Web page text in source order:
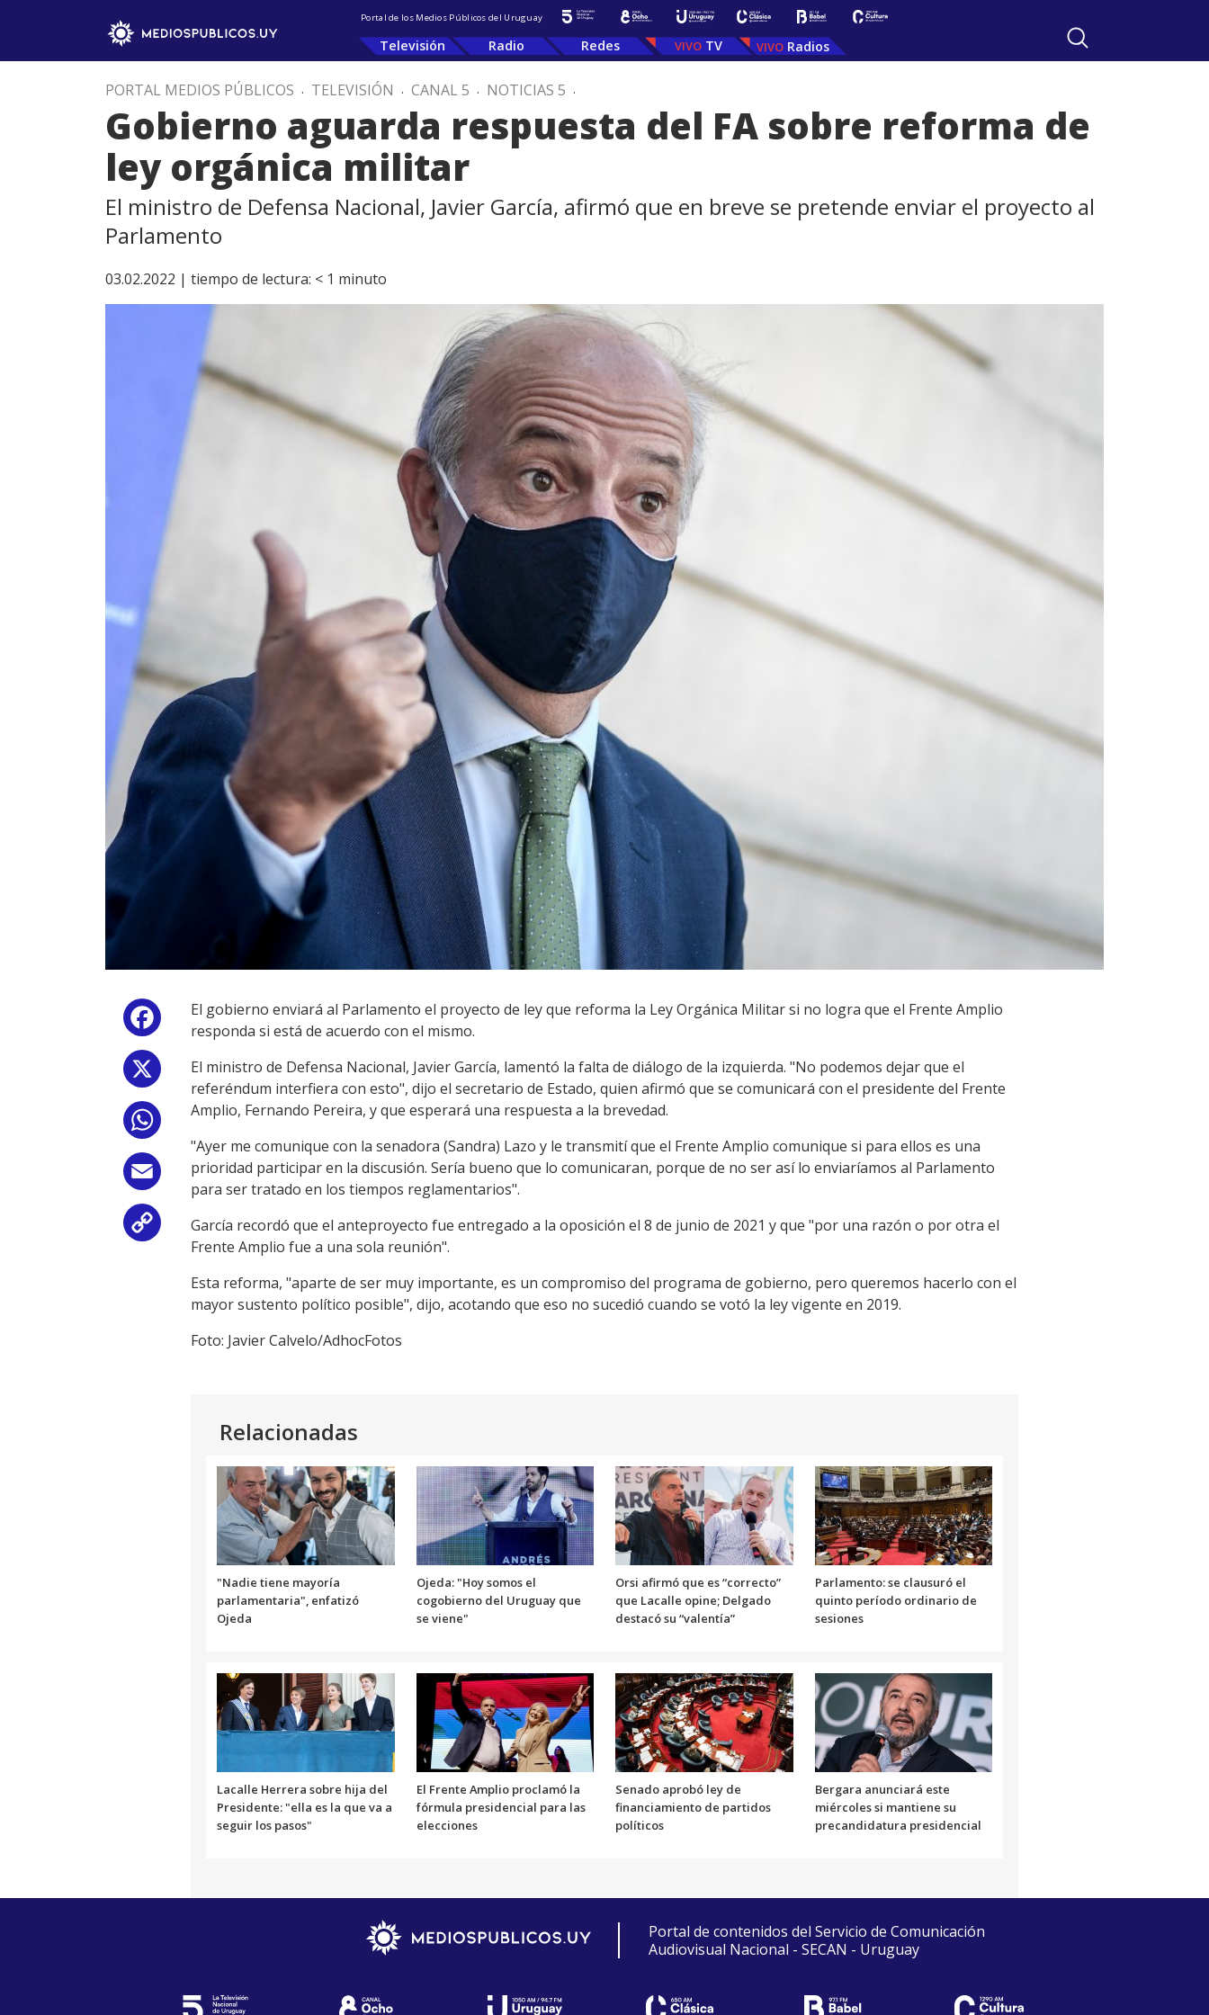
Portal de los Medios Públicos del Uruguay
Televisión Radio Redes TV Radios
PORTAL MEDIOS PÚBLICOS . TELEVISIÓN . CANAL 5 . NOTICIAS 5 .
Gobierno aguarda respuesta del FA sobre reforma de
ley orgánica militar
El ministro de Defensa Nacional, Javier García, afirmó que en breve se pretende enviar el proyecto al
Parlamento
03.02.2022 | tiempo de lectura: < 1 minuto
Facebook
WhatsApp
Email
Copy
El gobierno enviará al Parlamento el proyecto de ley que reforma la Ley Orgánica Militar si no logra que el Frente Amplio
responda si está de acuerdo con el mismo.
El ministro de Defensa Nacional, Javier García, lamentó la falta de diálogo de la izquierda. "No podemos dejar que el
referéndum interfiera con esto", dijo el secretario de Estado, quien afirmó que se comunicará con el presidente del Frente
Amplio, Fernando Pereira, y que esperará una respuesta a la brevedad.
"Ayer me comunique con la senadora (Sandra) Lazo y le transmití que el Frente Amplio comunique si para ellos es una
prioridad participar en la discusión. Sería bueno que lo comunicaran, porque de no ser así lo enviaríamos al Parlamento
para ser tratado en los tiempos reglamentarios".
García recordó que el anteproyecto fue entregado a la oposición el 8 de junio de 2021 y que "por una razón o por otra el
Frente Amplio fue a una sola reunión".
Esta reforma, "aparte de ser muy importante, es un compromiso del programa de gobierno, pero queremos hacerlo con el
mayor sustento político posible", dijo, acotando que eso no sucedió cuando se votó la ley vigente en 2019.
Foto: Javier Calvelo/AdhocFotos
Relacionadas
"Nadie tiene mayoría
parlamentaria", enfatizó
Ojeda
Ojeda: "Hoy somos el
cogobierno del Uruguay que
se viene"
Orsi afirmó que es “correcto”
que Lacalle opine; Delgado
destacó su “valentía”
Parlamento: se clausuró el
quinto período ordinario de
sesiones
Lacalle Herrera sobre hija del
Presidente: "ella es la que va a
seguir los pasos"
El Frente Amplio proclamó la
fórmula presidencial para las
elecciones
Senado aprobó ley de
financiamiento de partidos
políticos
Bergara anunciará este
miércoles si mantiene su
precandidatura presidencial
Portal de contenidos del Servicio de Comunicación
Audiovisual Nacional - SECAN - Uruguay